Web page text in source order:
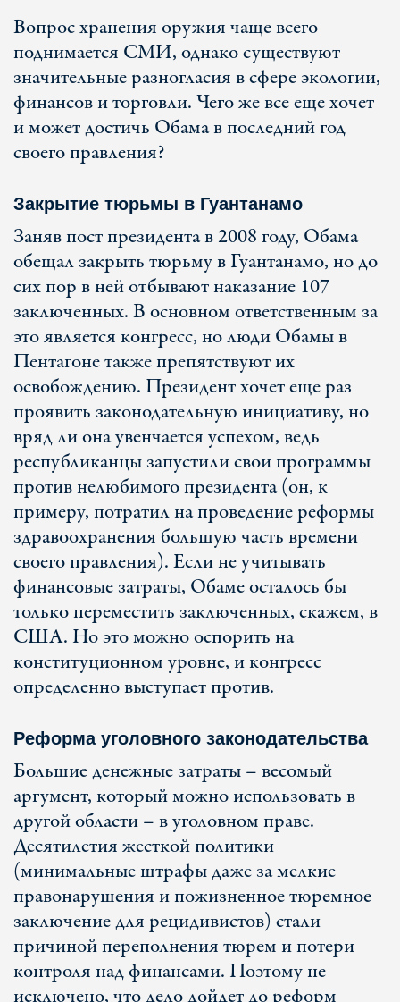
Вопрос хранения оружия чаще всего
поднимается СМИ, однако существуют
значительные разногласия в сфере экологии,
финансов и торговли. Чего же все еще хочет
и может достичь Обама в последний год
своего правления?
Закрытие тюрьмы в Гуантанамо
Заняв пост президента в 2008 году, Обама
обещал закрыть тюрьму в Гуантанамо, но до
сих пор в ней отбывают наказание 107
заключенных. В основном ответственным за
это является конгресс, но люди Обамы в
Пентагоне также препятствуют их
освобождению. Президент хочет еще раз
проявить законодательную инициативу, но
вряд ли она увенчается успехом, ведь
республиканцы запустили свои программы
против нелюбимого президента (он, к
примеру, потратил на проведение реформы
здравоохранения большую часть времени
своего правления). Если не учитывать
финансовые затраты, Обаме осталось бы
только переместить заключенных, скажем, в
США. Но это можно оспорить на
конституционном уровне, и конгресс
определенно выступает против.
Реформа уголовного законодательства
Большие денежные затраты – весомый
аргумент, который можно использовать в
другой области – в уголовном праве.
Десятилетия жесткой политики
(минимальные штрафы даже за мелкие
правонарушения и пожизненное тюремное
заключение для рецидивистов) стали
причиной переполнения тюрем и потери
контроля над финансами. Поэтому не